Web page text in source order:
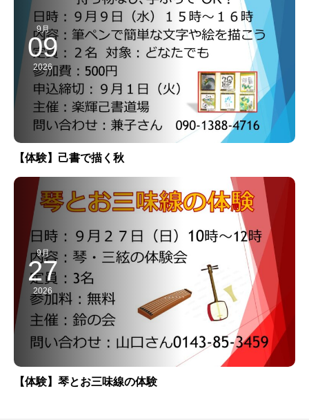
9月
09
2026
【体験】己書で描く秋
9月
27
2026
【体験】琴とお三味線の体験